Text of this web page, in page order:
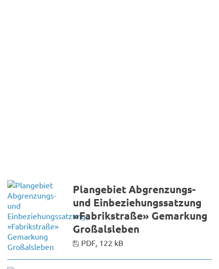
Plangebiet Abgrenzungs-
und Einbeziehungssatzung
»Fabrikstraße» Gemarkung
Großalsleben
PDF, 122 kB